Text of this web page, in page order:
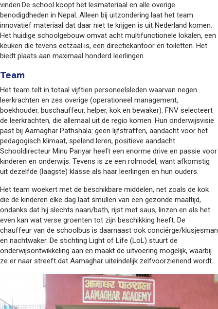
vinden.De school koopt het lesmateriaal en alle overige
benodigdheden in Nepal. Alleen bij uitzondering laat het team
innovatief materiaal dat daar niet te krijgen is uit Nederland komen.
Het huidige schoolgebouw omvat acht multifunctionele lokalen, een
keuken die tevens eetzaal is, een directiekantoor en toiletten. Het
biedt plaats aan maximaal honderd leerlingen.
Team
Het team telt in totaal vijftien personeelsleden waarvan negen
leerkrachten en zes overige (operationeel management,
boekhouder, buschauffeur, helper, kok en bewaker). FNV selecteert
de leerkrachten, die allemaal uit de regio komen. Hun onderwijsvisie
past bij Aamaghar Pathshala: geen lijfstraffen, aandacht voor het
pedagogisch klimaat, spelend leren, positieve aandacht.
Schooldirecteur Minu Pariyar heeft een enorme drive en passie voor
kinderen en onderwijs. Tevens is ze een rolmodel, want afkomstig
uit dezelfde (laagste) klasse als haar leerlingen en hun ouders.
Het team woekert met de beschikbare middelen, net zoals de kok
die de kinderen elke dag laat smullen van een gezonde maaltijd,
ondanks dat hij slechts naan/bath, rijst met saus, linzen en als het
even kan wat verse groenten tot zijn beschikking heeft. De
chauffeur van de schoolbus is daarnaast ook conciërge/klusjesman
en nachtwaker. De stichting Light of Life (LoL) stuurt de
onderwijsontwikkeling aan en maakt de uitvoering mogelijk, waarbij
ze er naar streeft dat Aamaghar uiteindelijk zelfvoorzienend wordt.